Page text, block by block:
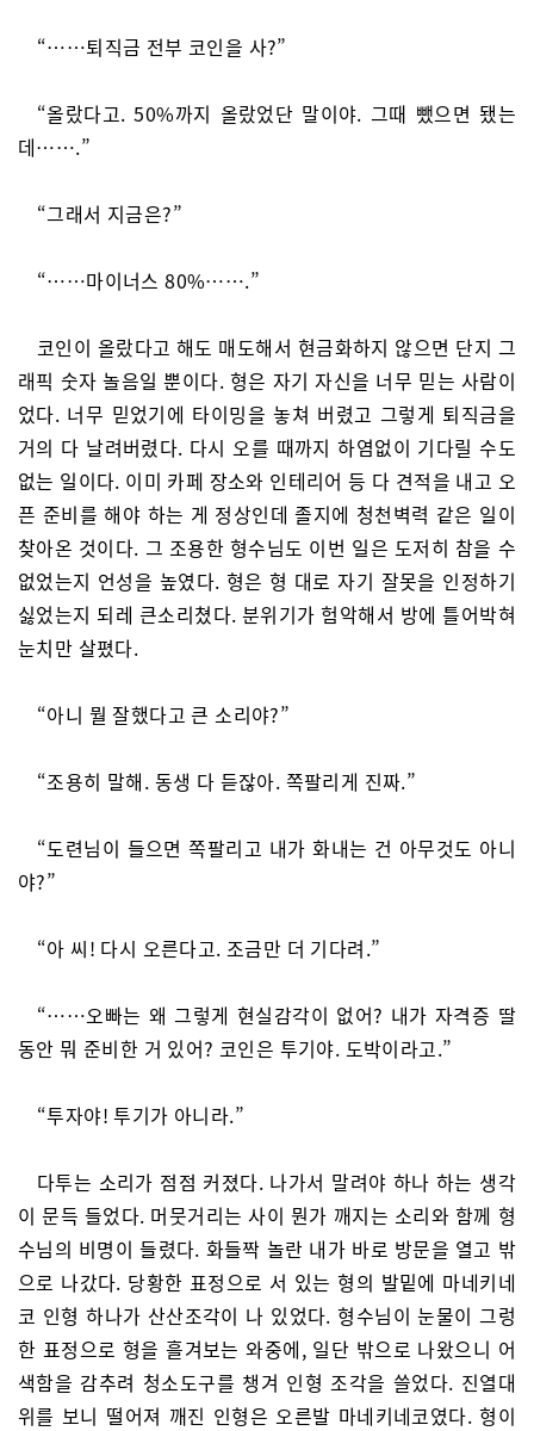
“……퇴직금 전부 코인을 사?”
“올랐다고. 50%까지 올랐었단 말이야. 그때 뺐으면 됐는
데…….”
“그래서 지금은?”
“……마이너스 80%…….”
코인이 올랐다고 해도 매도해서 현금화하지 않으면 단지 그
래픽 숫자 놀음일 뿐이다. 형은 자기 자신을 너무 믿는 사람이
었다. 너무 믿었기에 타이밍을 놓쳐 버렸고 그렇게 퇴직금을
거의 다 날려버렸다. 다시 오를 때까지 하염없이 기다릴 수도
없는 일이다. 이미 카페 장소와 인테리어 등 다 견적을 내고 오
픈 준비를 해야 하는 게 정상인데 졸지에 청천벽력 같은 일이
찾아온 것이다. 그 조용한 형수님도 이번 일은 도저히 참을 수
없었는지 언성을 높였다. 형은 형 대로 자기 잘못을 인정하기
싫었는지 되레 큰소리쳤다. 분위기가 험악해서 방에 틀어박혀
눈치만 살폈다.
“아니 뭘 잘했다고 큰 소리야?”
“조용히 말해. 동생 다 듣잖아. 쪽팔리게 진짜.”
“도련님이 들으면 쪽팔리고 내가 화내는 건 아무것도 아니
야?”
“아 씨! 다시 오른다고. 조금만 더 기다려.”
“……오빠는 왜 그렇게 현실감각이 없어? 내가 자격증 딸
동안 뭐 준비한 거 있어? 코인은 투기야. 도박이라고.”
“투자야! 투기가 아니라.”
다투는 소리가 점점 커졌다. 나가서 말려야 하나 하는 생각
이 문득 들었다. 머뭇거리는 사이 뭔가 깨지는 소리와 함께 형
수님의 비명이 들렸다. 화들짝 놀란 내가 바로 방문을 열고 밖
으로 나갔다. 당황한 표정으로 서 있는 형의 발밑에 마네키네
코 인형 하나가 산산조각이 나 있었다. 형수님이 눈물이 그렁
한 표정으로 형을 흘겨보는 와중에, 일단 밖으로 나왔으니 어
색함을 감추려 청소도구를 챙겨 인형 조각을 쓸었다. 진열대
위를 보니 떨어져 깨진 인형은 오른발 마네키네코였다. 형이